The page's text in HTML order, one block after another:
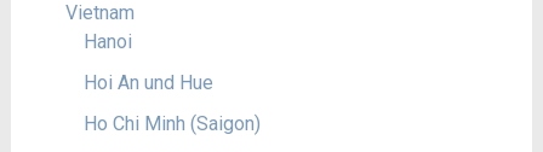
Vietnam
Hanoi
Hoi An und Hue
Ho Chi Minh (Saigon)